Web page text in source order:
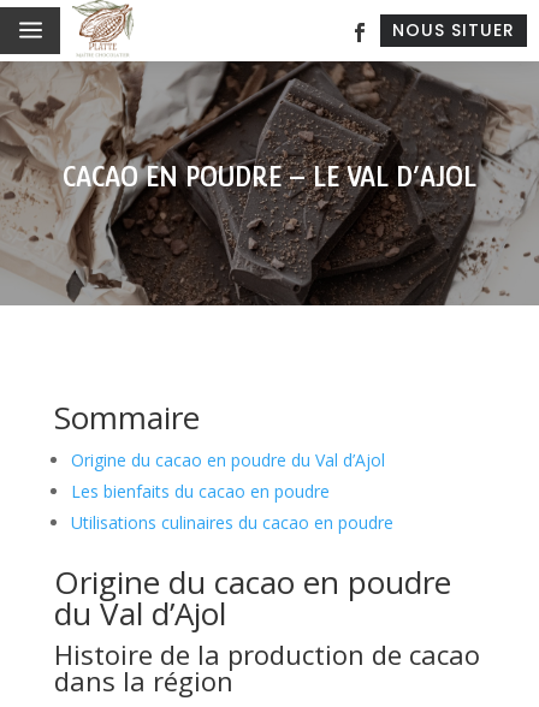
a NOUS SITUER
CACAO EN POUDRE – LE VAL D’AJOL
Sommaire
Origine du cacao en poudre du Val d’Ajol
Les bienfaits du cacao en poudre
Utilisations culinaires du cacao en poudre
Origine du cacao en poudre
du Val d’Ajol
Histoire de la production de cacao
dans la région